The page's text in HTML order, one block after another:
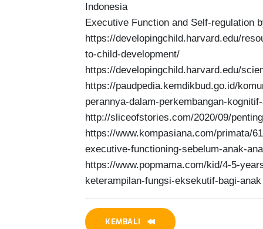
Indonesia
Executive Function and Self-regulation
https://developingchild.harvard.edu/
to-child-development/
https://developingchild.harvard.edu/
https://paudpedia.kemdikbud.go.id/
perannya-dalam-perkembangan-
http://sliceofstories.com/2020/09/
https://www.kompasiana.com/primata/
executive-functioning-sebelum-anak-
https://www.popmama.com/kid/4-5-
KEMBALI